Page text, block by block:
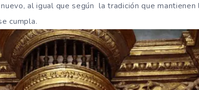
al igual que según la tradición que mantienen
cumpla.